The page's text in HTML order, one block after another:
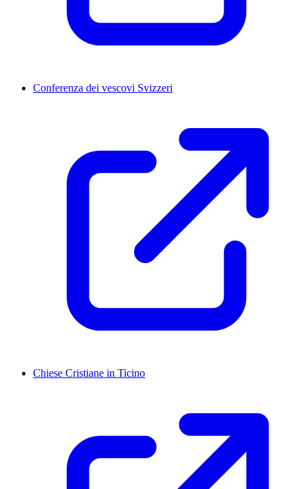
Conferenza dei vescovi Svizzeri
Chiese Cristiane in Ticino